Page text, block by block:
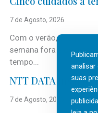
7 de Agosto, 2026
Com o verão, chegam
semana fora e os dias
tempo...
NTT DATA
7 de Agosto, 2026
suas